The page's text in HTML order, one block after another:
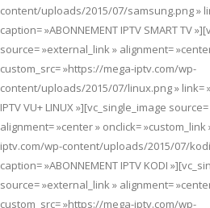
content/uploads/2015/07/samsung.png »
caption= »ABONNEMENT IPTV SMART TV
source= »external_link » alignment=
custom_src= »https://mega-iptv.com/wp-
content/uploads/2015/07/linux.png » link=
IPTV VU+ LINUX »][vc_single_image
alignment= »center » onclick=
iptv.com/wp-content/uploads/2015/07/
caption= »ABONNEMENT IPTV KODI
source= »external_link » alignment=
custom_src= »https://mega-iptv.com/wp-